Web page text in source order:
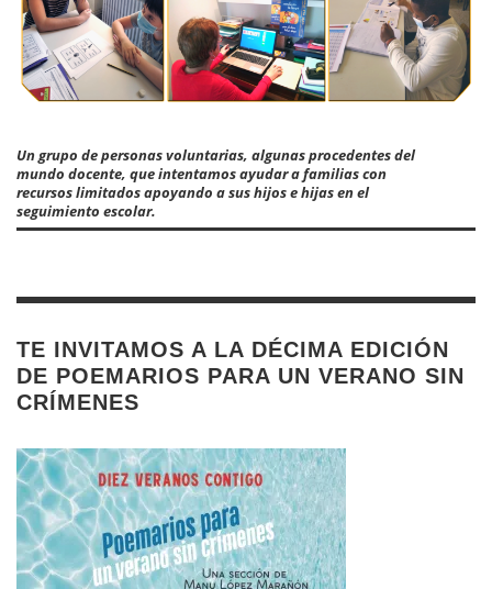
Un grupo de personas voluntarias, algunas procedentes del
mundo docente, que intentamos ayudar a familias con
recursos limitados apoyando a sus hijos e hijas en el
seguimiento escolar.
TE INVITAMOS A LA DÉCIMA EDICIÓN
DE POEMARIOS PARA UN VERANO SIN
CRÍMENES